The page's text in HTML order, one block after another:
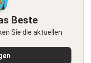
Beste
Sie die aktuellen